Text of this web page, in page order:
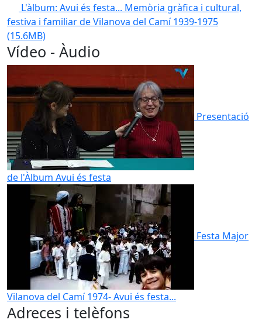
L'àlbum: Avui és festa... Memòria gràfica i cultural,
festiva i familiar de Vilanova del Camí 1939-1975
(15.6MB)
Vídeo - Àudio
Presentació
de l'Àlbum Avui és festa
Festa Major
Vilanova del Camí 1974- Avui és festa...
Adreces i telèfons